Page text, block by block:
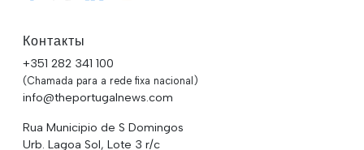
Контакты
+351 282 341 100
(Chamada para a rede fixa nacional)
info@theportugalnews.com
Rua Municipio de S Domingos
Urb. Lagoa Sol, Lote 3 r/c